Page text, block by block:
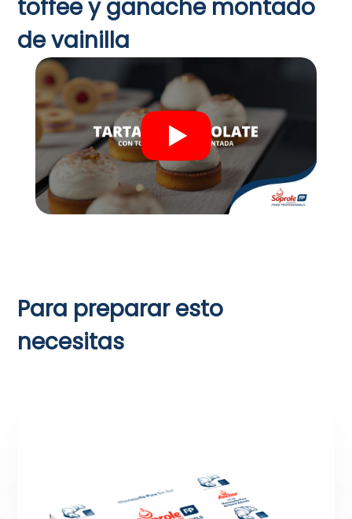
toffee y ganache montado
de vainilla
Para preparar esto
necesitas